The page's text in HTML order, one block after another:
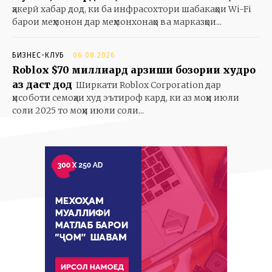
ҳакерӣ хабар дод, ки ба инфрасохтори шабакаҳои Wi-Fi
барои меҳмонон дар меҳмонхонаҳо ва марказҳои...
БИЗНЕС-КЛУБ 06.08.2026
Roblox $70 миллиард арзиши бозории худро
аз даст дод Ширкати Roblox Corporation дар
ҳисоботи семоҳаи худ эътироф кард, ки аз моҳи июли
соли 2025 то моҳи июли соли...